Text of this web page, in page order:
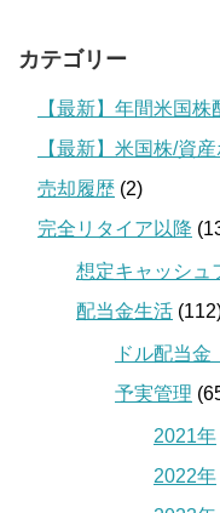
カテゴリー
【最新】年間米国株
【最新】米国株/資
売却履歴 (2)
完全リタイア以降
想定キャッシュ
配当金生活
ドル配当
予実管理
2021年
2022年